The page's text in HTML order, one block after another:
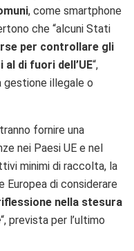
, come smartphone
che “alcuni Stati
per controllare gli
di fuori dell’UE“,
gestione illegale o
fornire una
nei Paesi UE e nel
minimi di raccolta, la
Europea di considerare
nella stesura
“, prevista per l’ultimo